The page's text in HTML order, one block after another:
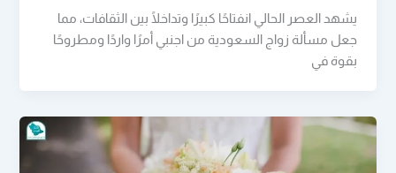
يشهد العصر الحالي انفتاحًا كبيرًا وتداخلًا بين الثقافات، مما
جعل مسألة زواج السعودية من اجنبي أمرًا واردًا ومطروحًا
بقوة في